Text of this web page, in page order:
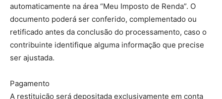
automaticamente na área “Meu Imposto de Renda”. O
documento poderá ser conferido, complementado ou
retificado antes da conclusão do processamento, caso o
contribuinte identifique alguma informação que precise
ser ajustada.
Pagamento
A restituição será depositada exclusivamente em conta